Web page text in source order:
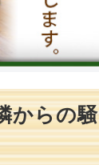
からの騒